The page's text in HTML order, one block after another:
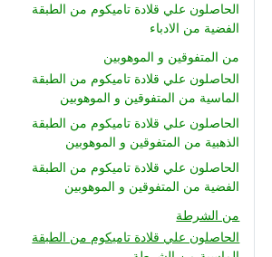
الحاصلون علي قلادة تاميكوم من الطبقة
الفضية من الادباء
من المتفوقين و الموهوبين
الحاصلون علي قلادة تاميكوم من الطبقة
الماسية من المتفوقين و الموهوبين
الحاصلون علي قلادة تاميكوم من الطبقة
الذهبية من المتفوقين و الموهوبين
الحاصلون علي قلادة تاميكوم من الطبقة
الفضية من المتفوقين و الموهوبين
من الشرطة
الحاصلون علي قلادة تاميكوم من الطبقة